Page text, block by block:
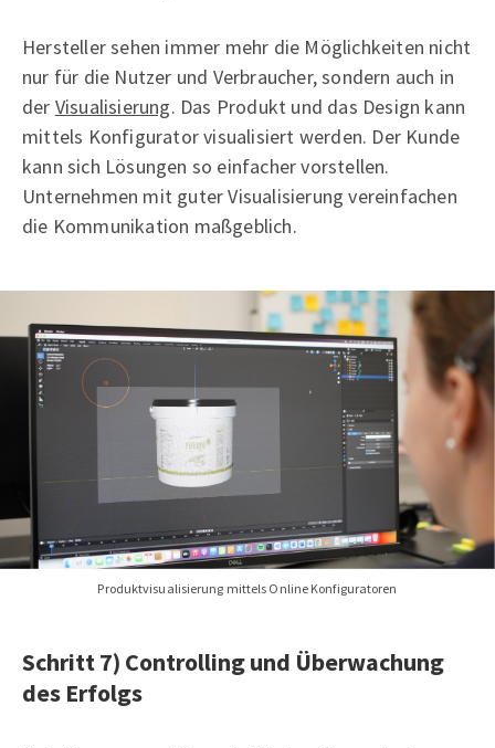
Hersteller sehen immer mehr die Möglichkeiten nicht
nur für die Nutzer und Verbraucher, sondern auch in
der Visualisierung. Das Produkt und das Design kann
mittels Konfigurator visualisiert werden. Der Kunde
kann sich Lösungen so einfacher vorstellen.
Unternehmen mit guter Visualisierung vereinfachen
die Kommunikation maßgeblich.
Produktvisualisierung mittels Online Konfiguratoren
Schritt 7) Controlling und Überwachung
des Erfolgs